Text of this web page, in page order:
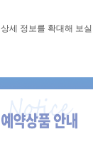
상세 정보를 확대해 보